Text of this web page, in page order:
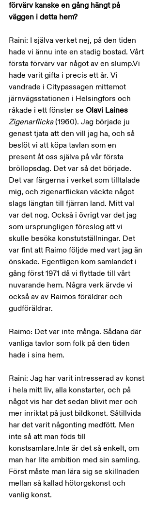
förvärv kanske en gång hängt på
väggen i detta hem?
Raini: I själva verket nej, på den tiden
hade vi ännu inte en stadig bostad. Vårt
första förvärv var något av en slump.Vi
hade varit gifta i precis ett år. Vi
vandrade i Citypassagen mittemot
järnvägsstationen i Helsingfors och
råkade i ett fönster se Olavi Laines
Zigenarflicka (1960). Jag började ju
genast tjata att den vill jag ha, och så
beslöt vi att köpa tavlan som en
present åt oss själva på vår första
bröllopsdag. Det var så det började.
Det var färgerna i verket som tilltalade
mig, och zigenarflickan väckte något
slags längtan till fjärran land. Mitt val
var det nog. Också i övrigt var det jag
som ursprungligen föreslog att vi
skulle besöka konstutställningar. Det
var fint att Raimo följde med vart jag än
önskade. Egentligen kom samlandet i
gång först 1971 då vi flyttade till vårt
nuvarande hem. Några verk ärvde vi
också av av Raimos föräldrar och
gudföräldrar.
Raimo: Det var inte många. Sådana där
vanliga tavlor som folk på den tiden
hade i sina hem.
Raini: Jag har varit intresserad av konst
i hela mitt liv, alla konstarter, och på
något vis har det sedan blivit mer och
mer inriktat på just bildkonst. Såtillvida
har det varit någonting medfött. Men
inte så att man föds till
konstsamlare.Inte är det så enkelt, om
man har lite ambition med sin samling.
Först måste man lära sig se skillnaden
mellan så kallad hötorgskonst och
vanlig konst.